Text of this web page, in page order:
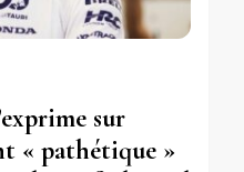
sur
« pathétique »